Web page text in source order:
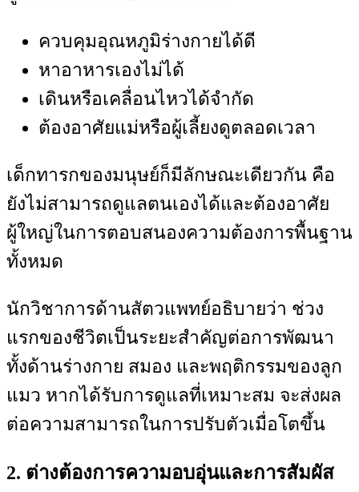
ควบคุมอุณหภูมิร่างกายได้ดี
หาอาหารเองไม่ได้
เดินหรือเคลื่อนไหวได้จำกัด
ต้องอาศัยแม่หรือผู้เลี้ยงดูตลอดเวลา
เด็กทารกของมนุษย์ก็มีลักษณะเดียวกัน คือ
ยังไม่สามารถดูแลตนเองได้และต้องอาศัย
ผู้ใหญ่ในการตอบสนองความต้องการพื้นฐาน
ทั้งหมด
นักวิชาการด้านสัตวแพทย์อธิบายว่า ช่วง
แรกของชีวิตเป็นระยะสำคัญต่อการพัฒนา
ทั้งด้านร่างกาย สมอง และพฤติกรรมของลูก
แมว หากได้รับการดูแลที่เหมาะสม จะส่งผล
ต่อความสามารถในการปรับตัวเมื่อโตขึ้น
2. ต่างต้องการความอบอุ่นและการสัมผัส